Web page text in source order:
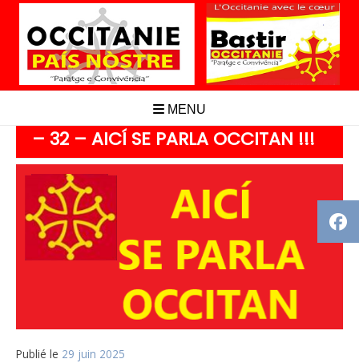
Aller
contenu
MENU
– 32 – AICÍ SE PARLA OCCITAN !!!
Publié le 29 juin 2025